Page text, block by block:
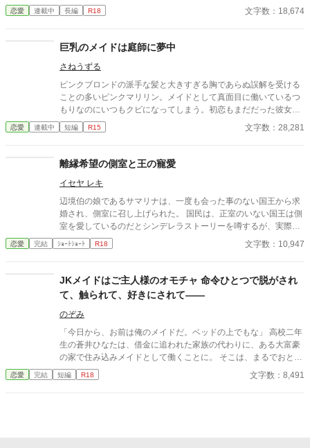
ない。 ある日、山の中で倒れている男性を発見。彼はなんと騎士
団長・レイルドで女嫌いの噂を持つ人物だった。 当然女嫌いの噂
が、レイルドには隠している秘密……性癖があった。 ――君の××
恋愛 連載中 長編 R18 文字数：18,674
巨乳のメイドは庭師に夢中
さねうずる
ピンクブロンドの派手な髪と大きすぎる胸であらぬ誤解を受ける
ことの多いピンクマリリン。メイドとして真面目に働いているつ
もりなのにいつもクビになってしまう。初恋もまだだった彼女が
やっとの思いで雇ってもらえたお屋敷にいたのは、大きくて無口
な庭師のエバンスさん。彼のことが気になる彼女は、、、、
恋愛 連載中 短編 R15 文字数：28,281
離縁希望の側室と王の寵愛
イセヤ レキ
辺境伯の娘であるサマリナは、一度も会った事のない国王から求
婚され、側室に召し上げられた。 国民は、正室のいない国王は側
室を愛しているのだとシンデレラストーリーを噂するが、実際の
扱われ方は酷いものである。 いつか離縁してくれるに違いない、
と願いながらサマリナは暇な後宮生活を、唯一相手になってくれ
上、ヒーロー以外との絡みあります。 シリアス／ ほのぼの ／幼
なじみ ／ヒロインが男前／ 一途／ 騎士／ 王／ ハッピーエンド／
ヒーロー以外との絡み
恋愛 完結 ｼｮｰﾄｼｮｰﾄ R18 文字数：10,947
JKメイドはご主人様のオモチャ 命令ひとつで脱がされ
て、触られて、好きにされて――
のぞみ
「今日から、お前は俺のメイドだ。ベッドの上でもな」 高校二年
生の蒼井ひなたは、借金に追われた家族の代わりに、ある大富豪
の家で住み込みメイドとして働くことに。 そこは、まるでおとぎ
話に出てきそうな大きな洋館。 でも、そこで待っていたのは、同
じ高校に通うちょっと有名な男の子――完璧だけど性格が超ドS
恋愛 完結 短編 R18 文字数：8,491